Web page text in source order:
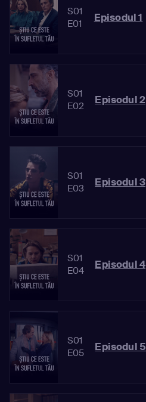
S01
E01
Episodul 1
S01
E02
Episodul 2
S01
E03
Episodul 3
S01
E04
Episodul 4
S01
E05
Episodul 5